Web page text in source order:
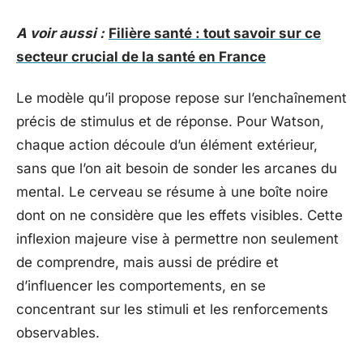
A voir aussi : Filière santé : tout savoir sur ce
secteur crucial de la santé en France
Le modèle qu’il propose repose sur l’enchaînement
précis de stimulus et de réponse. Pour Watson,
chaque action découle d’un élément extérieur,
sans que l’on ait besoin de sonder les arcanes du
mental. Le cerveau se résume à une boîte noire
dont on ne considère que les effets visibles. Cette
inflexion majeure vise à permettre non seulement
de comprendre, mais aussi de prédire et
d’influencer les comportements, en se
concentrant sur les stimuli et les renforcements
observables.